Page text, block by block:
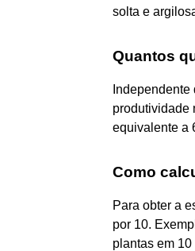
solta e
Quantos
produtividade
equivalente a
Como
Para obter a
por 10.
plantas em